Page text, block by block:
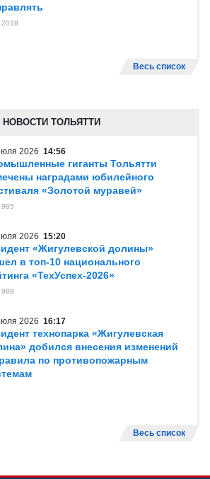
2018
Весь список
НОВОСТИ ТОЛЬЯТТИ
2026 14:56
гиганты Тольятти
наградами юбилейного
«Золотой муравей»
985
2026 15:20
«Жигулевской долины»
в топ-10 национального
«ТехУспех-2026»
988
2026 16:17
технопарка «Жигулевская
добился внесения изменений
по противопожарным
Весь список